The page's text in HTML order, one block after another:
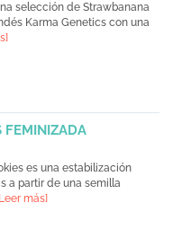
selección de Strawbanana
Karma Genetics con una
FEMINIZADA
es una estabilización
a partir de una semilla
más]